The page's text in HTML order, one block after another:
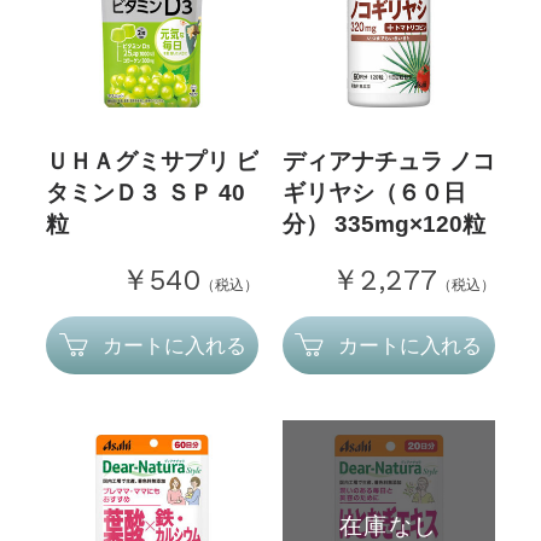
ＵＨＡグミサプリ ビ
タミンＤ３ ＳＰ 40
粒
￥540 （税込）
カートに入れる
ディアナチュラ ノコ
ギリヤシ（６０日
分） 335mg×120粒
￥2,277 （税込）
カートに入れる
在庫なし